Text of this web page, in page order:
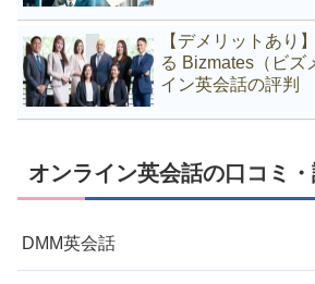
【デメリットあり
る Bizmates（ビズ
イン英会話の評判
オンライン英会話の口コミ・
DMM英会話